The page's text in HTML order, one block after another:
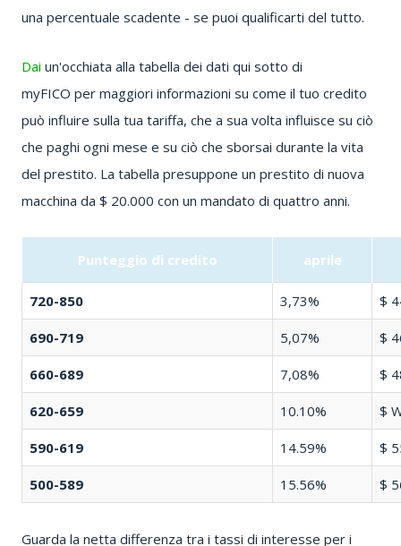
una percentuale scadente - se puoi qualificarti del tutto.
Dai un'occhiata alla tabella dei dati qui sotto di
myFICO per maggiori informazioni su come il tuo credito
può influire sulla tua tariffa, che a sua volta influisce su ciò
che paghi ogni mese e su ciò che sborsai durante la vita
del prestito. La tabella presuppone un prestito di nuova
macchina da $ 20.000 con un mandato di quattro anni.
Punteggio di credito aprile
720-850 3,73% $
690-719 5,07% $
660-689 7,08% $
620-659 10.10% $
590-619 14.59% $
500-589 15.56% $
Guarda la netta differenza tra i tassi di interesse per i